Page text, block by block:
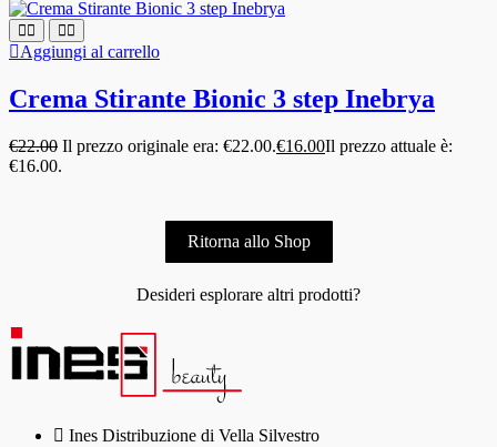
Aggiungi al carrello
Crema Stirante Bionic 3 step Inebrya
€22.00 Il prezzo originale era: €22.00.€16.00Il prezzo attuale è:
€16.00.
Ritorna allo Shop
Desideri esplorare altri prodotti?
Ines Distribuzione di Vella Silvestro